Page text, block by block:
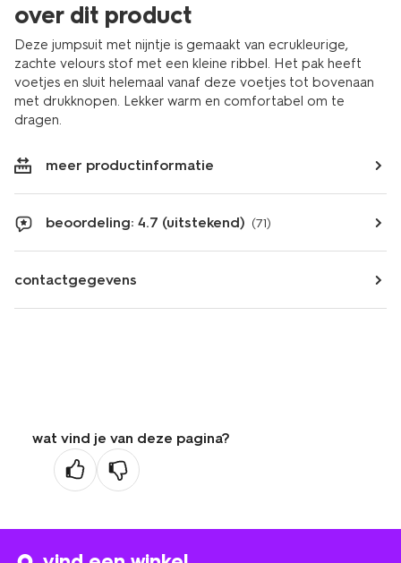
over dit product
Deze jumpsuit met nijntje is gemaakt van ecrukleurige,
zachte velours stof met een kleine ribbel. Het pak heeft
voetjes en sluit helemaal vanaf deze voetjes tot bovenaan
met drukknopen. Lekker warm en comfortabel om te
dragen.
meer productinformatie
beoordeling: 4.7 (uitstekend) (71)
contactgegevens
wat vind je van deze pagina?